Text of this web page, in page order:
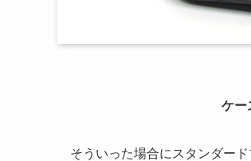
ケー
そういった場合にスタンダー